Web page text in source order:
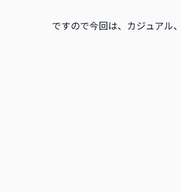
ですので今回は、カジュアル